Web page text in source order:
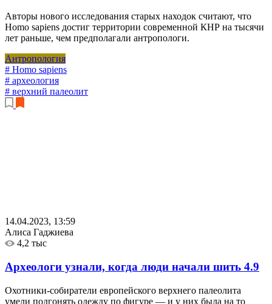
Авторы нового исследования старых находок считают, что
Homo sapiens достиг территории современной КНР на тысячи
лет раньше, чем предполагали антропологи.
Антропология
# Homo sapiens
# археология
# верхний палеолит
14.04.2023, 13:59
Алиса Гаджиева
4,2 тыс
Археологи узнали, когда люди начали шить 4.9
Охотники-собиратели европейского верхнего палеолита
умели подгонять одежду по фигуре — и у них была на то